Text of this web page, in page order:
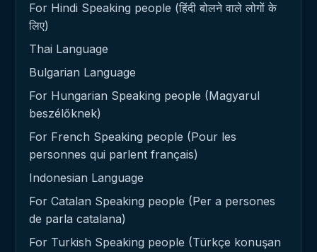
For Hindi Speaking people (हिंदी बोलने वाले लोगों के
लिए)
Thai Language
Bulgarian Language
For Hungarian Speaking people (Magyarul
beszélőknek)
For French Speaking people (Pour les
personnes qui parlent français)
Indonesian Language
For Catalan Speaking people (Per a persones
de parla catalana)
For Turkish Speaking people (Türkçe konuşan